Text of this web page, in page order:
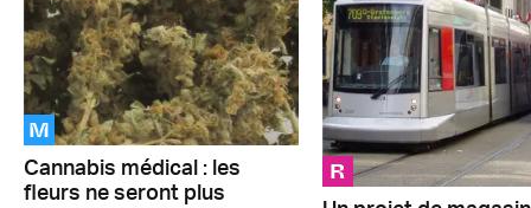
M
Cannabis médical : les
fleurs ne seront plus
R